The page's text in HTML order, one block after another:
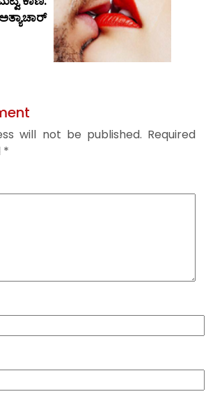
ಅತ್ಯಾಚಾರ್
will not be published. Required
*